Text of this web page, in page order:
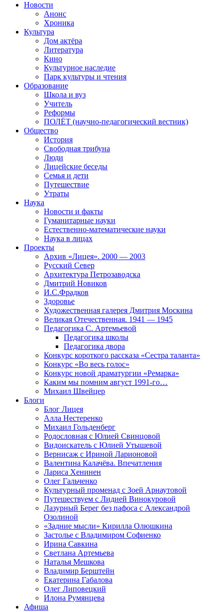
Новости
Анонс
Хроника
Культура
Дом актёра
Литература
Кино
Культурное наследие
Парк культуры и чтения
Образование
Школа и вуз
Учитель
Реформы
ПОЛЁТ (научно-педагогический вестник)
Общество
История
Свободная трибуна
Люди
Лицейские беседы
Семья и дети
Путешествие
Утраты
Наука
Новости и факты
Гуманитарные науки
Естественно-математические науки
Наука в лицах
Проекты
Архив «Лицея». 2000 — 2003
Русский Север
Архитектура Петрозаводска
Дмитрий Новиков
И.С.Фрадков
Здоровье
Художественная галерея Дмитрия Москина
Великая Отечественная. 1941 — 1945
Педагогика С. Артемьевой
Педагогика школы
Педагогика двора
Конкурс короткого рассказа «Сестра таланта»
Конкурс «Во весь голос»
Конкурс новой драматургии «Ремарка»
Каким мы помним август 1991-го…
Михаил Швейцер
Блоги
Блог Лицея
Алла Нестеренко
Михаил Гольденберг
Родословная с Юлией Свинцовой
Видоискатель с Юлией Утышевой
Вернисаж с Ириной Ларионовой
Валентина Калачёва. Впечатления
Лариса Хенинен
Олег Гальченко
Культурный променад с Зоей Арнаутовой
Путешествуем с Лидией Винокуровой
Лазурный Берег без пафоса с Александрой
Озолиной
«Задние мысли» Кирилла Олюшкина
Застолье с Владимиром Софиенко
Ирина Савкина
Светлана Артемьева
Наталья Мешкова
Владимир Берштейн
Екатерина Габалова
Олег Липовецкий
Илона Румянцева
Афиша